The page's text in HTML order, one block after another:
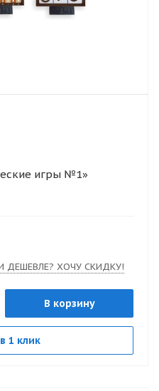
игры №1»
ДЕШЕВЛЕ? ХОЧУ СКИДКУ!
В корзину
1 клик